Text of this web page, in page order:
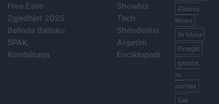
Free Esim
Zgjedhjet 2025
Belinda Balluku
SPAK
Kombëtarja
Showbiz
Tech
Shëndetësi
Argetim
Enciklopedi
Albania
News
Ilir Meta
Piranjat
gazeta,
tv,
portale
Sali